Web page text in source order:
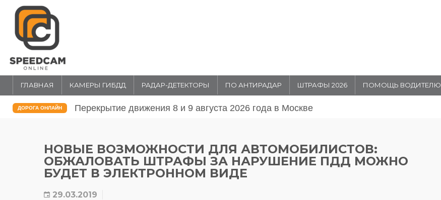
ГЛАВНАЯ КАМЕРЫ ГИБДД РАДАР-ДЕТЕКТОРЫ ПО АНТИРАДАР ШТРАФЫ 2026 ПОМОЩЬ ВОДИТЕЛЮ
ДОРОГА ОНЛАЙН Перекрытие движения 31 июля и 1 августа 20026 года в Москве
НОВЫЕ ВОЗМОЖНОСТИ ДЛЯ АВТОМОБИЛИСТОВ:
ОБЖАЛОВАТЬ ШТРАФЫ ЗА НАРУШЕНИЕ ПДД МОЖНО
БУДЕТ В ЭЛЕКТРОННОМ ВИДЕ
29.03.2019